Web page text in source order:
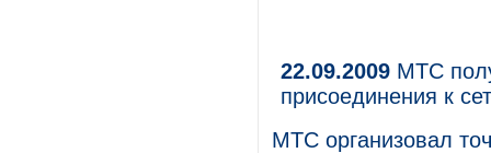
22.09.2009 МТС
присоединения к
МТС организовал